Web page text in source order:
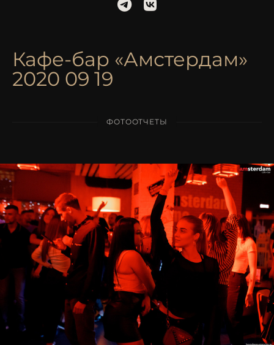
Кафе-бар «Амстердам»
2020 09 19
ФОТООТЧЕТЫ